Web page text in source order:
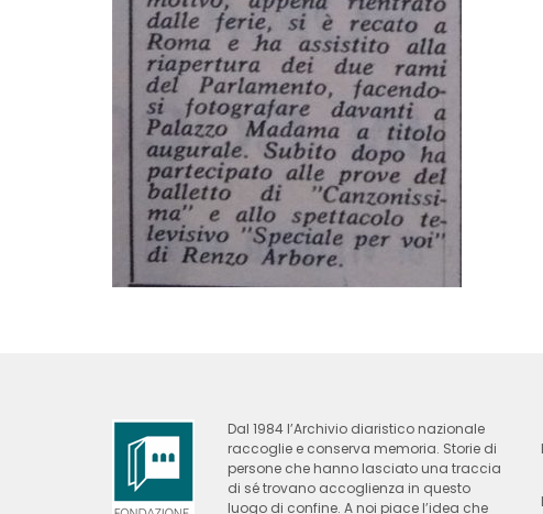
Dal 1984 l’Archivio diaristico nazionale
raccoglie e conserva memoria. Storie di
persone che hanno lasciato una traccia
di sé trovano accoglienza in questo
luogo di confine. A noi piace l’idea che